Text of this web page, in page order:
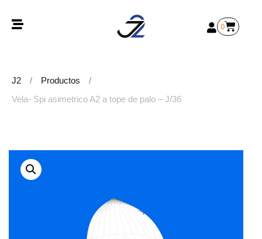
0
J2 / Productos
/
Vela- Spi asimetrico A2 a tope de palo – J/36